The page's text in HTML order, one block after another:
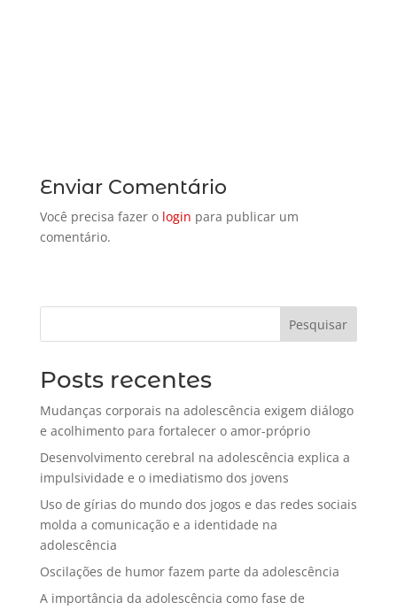
Enviar Comentário
Você precisa fazer o login para publicar um
comentário.
Pesquisar
Posts recentes
Mudanças corporais na adolescência exigem diálogo
e acolhimento para fortalecer o amor-próprio
Desenvolvimento cerebral na adolescência explica a
impulsividade e o imediatismo dos jovens
Uso de gírias do mundo dos jogos e das redes sociais
molda a comunicação e a identidade na
adolescência
Oscilações de humor fazem parte da adolescência
A importância da adolescência como fase de